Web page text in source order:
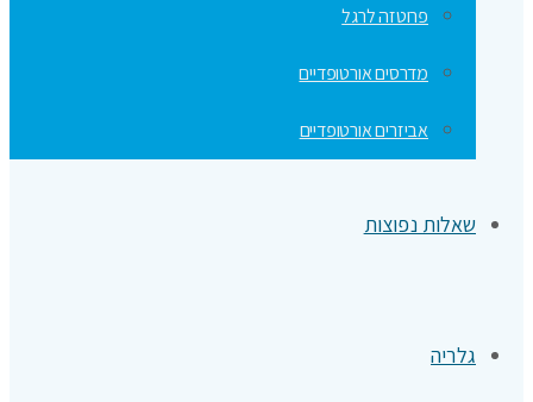
פרוטזה לרגל
מדרסים אורטופדיים
אביזרים אורטופדיים
שאלות נפוצות
גלריה